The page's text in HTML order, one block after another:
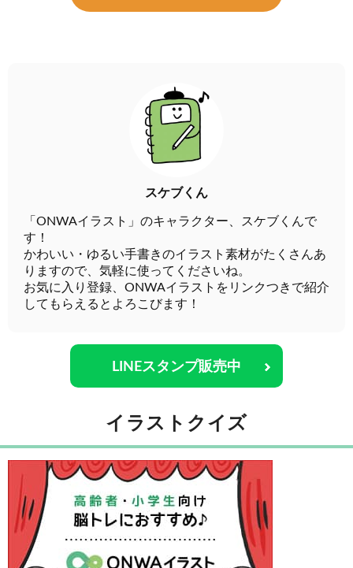
スケブくん
「ONWAイラスト」のキャラクター、スケブくんで
す！
かわいい・ゆるい手書きのイラスト素材がたくさんあ
りますので、気軽に使ってくださいね。
お気に入り登録、ONWAイラストをリンクつきで紹介
してもらえるとよろこびます！
LINEスタンプ販売中
イラストクイズ